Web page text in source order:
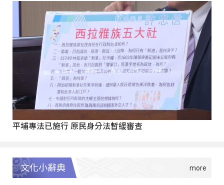
平埔專法已施行 原民身分法暫緩審查
文化小辭典